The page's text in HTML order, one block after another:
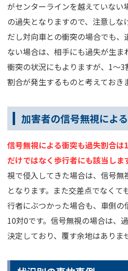
がセンターラインを越えていない
の過失となりますので、注意しな
だし対向車との衝突の場合でも
ない場合は、相手にも過失が生ま
衝突の状況にもよりますが、1～
割合が発生するものと考えておき
加害者の信号無視によ
信号無視による衝突も過失割合は
だけではなく歩行者にも該当しま
視で侵入してきた場合は、信号無
となります。また交差点でなくて
行者にぶつかった場合も、車側の
10対0です。信号無視の場合は、
決定しており、覆す余地はありま